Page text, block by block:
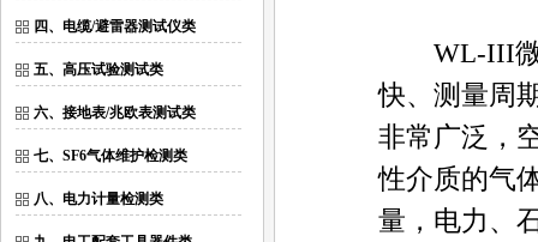
四、电缆/避雷器测试仪类
五、高压试验测试类
六、接地表/兆欧表测试类
七、SF6气体维护检测类
八、电力计量检测类
WL-III微
快、测量周
非常广泛，
性介质的气
量，电力、